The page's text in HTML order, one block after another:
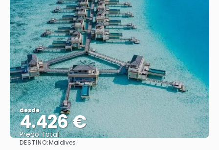
desde
4.426 €
Preço Total
DESTINO:Maldives